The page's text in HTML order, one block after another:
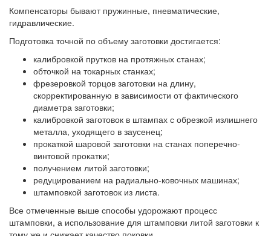
Компенсаторы бывают пружинные, пневматические,
гидравлические.
Подготовка точной по объему заготовки достигается:
калибровкой прутков на протяжных станах;
обточкой на токарных станках;
фрезеровкой торцов заготовки на длину,
скорректированную в зависимости от фактического
диаметра заготовки;
калибровкой заготовок в штампах с обрезкой излишнего
металла, уходящего в заусенец;
прокаткой шаровой заготовки на станах поперечно-
винтовой прокатки;
получением литой заготовки;
редуцированием на радиально-ковочных машинах;
штамповкой заготовок из листа.
Все отмеченные выше способы удорожают процесс
штамповки, а использование для штамповки литой заготовки к